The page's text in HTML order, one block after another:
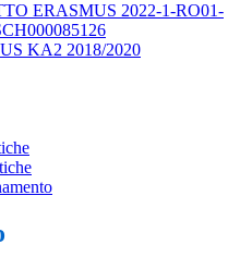
ERASMUS 2022-1-RO01-
KA2 2018/2020